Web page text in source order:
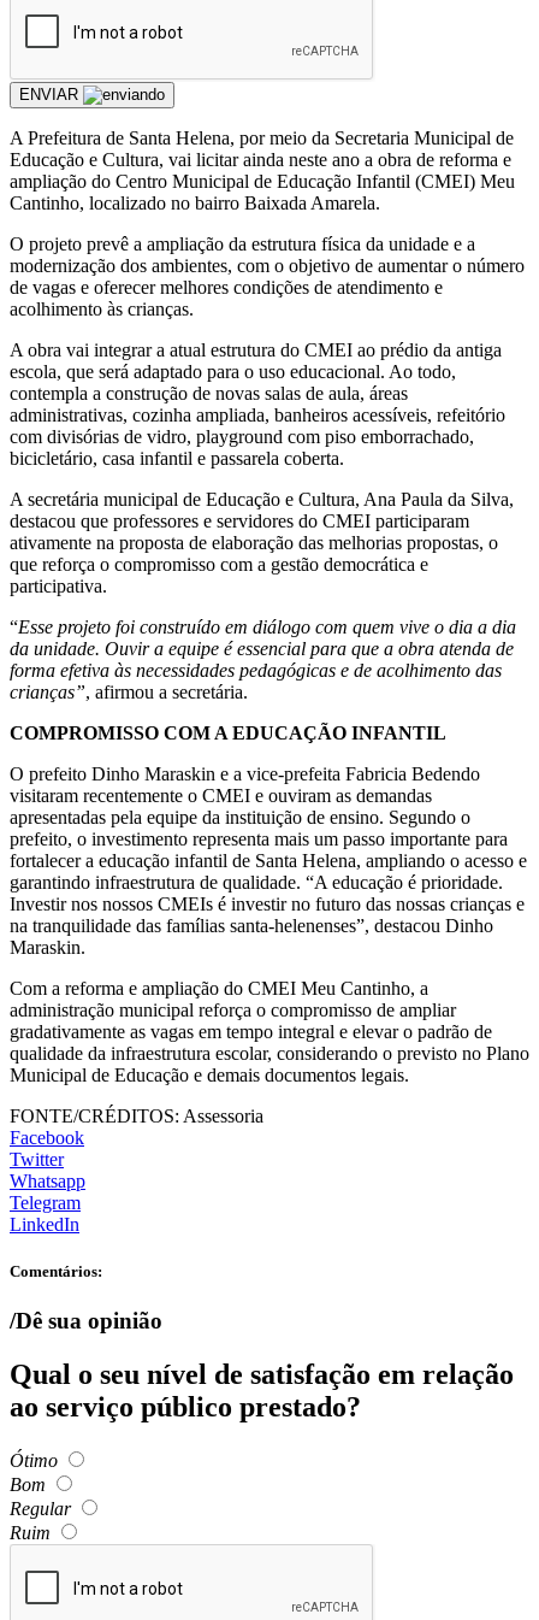
ENVIAR
A Prefeitura de Santa Helena, por meio da Secretaria Municipal de
Educação e Cultura, vai licitar ainda neste ano a obra de reforma e
ampliação do Centro Municipal de Educação Infantil (CMEI) Meu
Cantinho, localizado no bairro Baixada Amarela.
O projeto prevê a ampliação da estrutura física da unidade e a
modernização dos ambientes, com o objetivo de aumentar o número
de vagas e oferecer melhores condições de atendimento e
acolhimento às crianças.
A obra vai integrar a atual estrutura do CMEI ao prédio da antiga
escola, que será adaptado para o uso educacional. Ao todo,
contempla a construção de novas salas de aula, áreas
administrativas, cozinha ampliada, banheiros acessíveis, refeitório
com divisórias de vidro, playground com piso emborrachado,
bicicletário, casa infantil e passarela coberta.
A secretária municipal de Educação e Cultura, Ana Paula da Silva,
destacou que professores e servidores do CMEI participaram
ativamente na proposta de elaboração das melhorias propostas, o
que reforça o compromisso com a gestão democrática e
participativa.
“Esse projeto foi construído em diálogo com quem vive o dia a dia
da unidade. Ouvir a equipe é essencial para que a obra atenda de
forma efetiva às necessidades pedagógicas e de acolhimento das
crianças”, afirmou a secretária.
COMPROMISSO COM A EDUCAÇÃO INFANTIL
O prefeito Dinho Maraskin e a vice-prefeita Fabricia Bedendo
visitaram recentemente o CMEI e ouviram as demandas
apresentadas pela equipe da instituição de ensino. Segundo o
prefeito, o investimento representa mais um passo importante para
fortalecer a educação infantil de Santa Helena, ampliando o acesso e
garantindo infraestrutura de qualidade. “A educação é prioridade.
Investir nos nossos CMEIs é investir no futuro das nossas crianças e
na tranquilidade das famílias santa-helenenses”, destacou Dinho
Maraskin.
Com a reforma e ampliação do CMEI Meu Cantinho, a
administração municipal reforça o compromisso de ampliar
gradativamente as vagas em tempo integral e elevar o padrão de
qualidade da infraestrutura escolar, considerando o previsto no Plano
Municipal de Educação e demais documentos legais.
FONTE/CRÉDITOS: Assessoria
Facebook
Twitter
Whatsapp
Telegram
LinkedIn
Comentários:
/Dê sua opinião
Qual o seu nível de satisfação em relação
ao serviço público prestado?
Ótimo
Bom
Regular
Ruim